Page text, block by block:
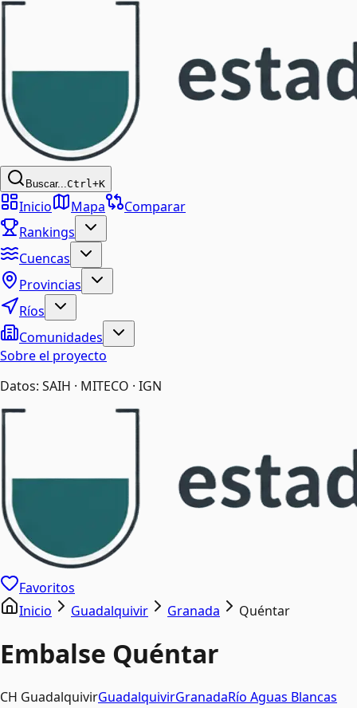
Buscar...Ctrl+K
Inicio Mapa
Comparar
Rankings
Cuencas
Provincias
Ríos
Comunidades
Sobre el proyecto
Datos: SAIH · MITECO · IGN
Favoritos
Inicio
Guadalquivir Granada Quéntar
Embalse Quéntar
CH GuadalquivirGuadalquivirGranadaRío Aguas Blancas